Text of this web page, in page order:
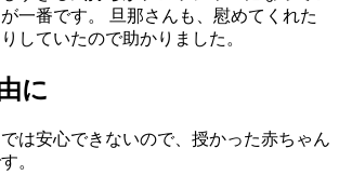
一番です。 旦那さんも、慰めてくれた
していたので助かりました。
に
は安心できないので、授かった赤ちゃん
。